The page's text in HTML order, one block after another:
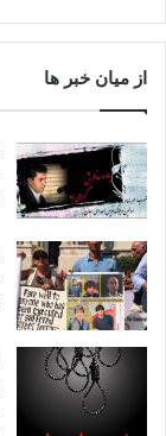
از میان خبر ها